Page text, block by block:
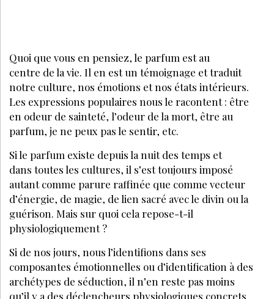
Quoi que vous en pensiez, le parfum est au
centre de la vie. Il en est un témoignage et traduit
notre culture, nos émotions et nos états intérieurs.
Les expressions populaires nous le racontent : être
en odeur de sainteté, l’odeur de la mort, être au
parfum, je ne peux pas le sentir, etc.
Si le parfum existe depuis la nuit des temps et
dans toutes les cultures, il s’est toujours imposé
autant comme parure raffinée que comme vecteur
d’énergie, de magie, de lien sacré avec le divin ou la
guérison. Mais sur quoi cela repose-t-il
physiologiquement ?
Si de nos jours, nous l’identifions dans ses
composantes émotionnelles ou d’identification à des
archétypes de séduction, il n’en reste pas moins
qu’il y a des déclencheurs physiologiques concrets